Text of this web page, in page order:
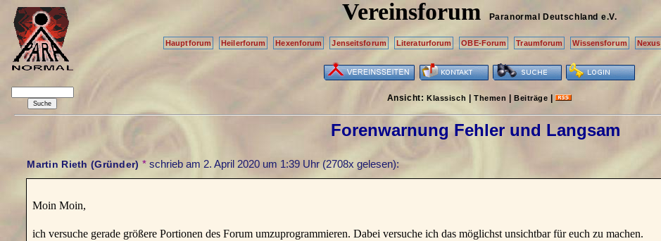
Vereinsforum Paranormal Deutschland e.V.
Hauptforum Heilerforum Hexenforum Jenseitsforum Literaturforum OBE-Forum Traumforum Wissensforum Nexus
Ansicht:Klassisch Themen |Beiträge |
Forenwarnung Fehler und Langsam
Martin Rieth (Gründer) * schrieb am 2. April 2020 um 1:39 Uhr(2708x gelesen):
Moin Moin,
ich versuche gerade größere Portionen des Forum umzuprogrammieren. Dabei versuche ich das möglichst unsichtbar für euch zu machen.